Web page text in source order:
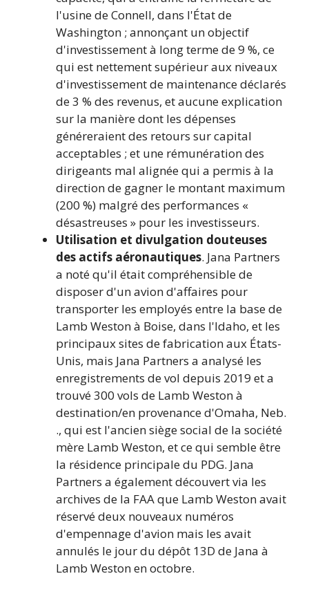
l'usine de Connell, dans l'État de
Washington ; annonçant un objectif
d'investissement à long terme de 9 %, ce
qui est nettement supérieur aux niveaux
d'investissement de maintenance déclarés
de 3 % des revenus, et aucune explication
sur la manière dont les dépenses
généreraient des retours sur capital
acceptables ; et une rémunération des
dirigeants mal alignée qui a permis à la
direction de gagner le montant maximum
(200 %) malgré des performances «
désastreuses » pour les investisseurs.
Utilisation et divulgation douteuses
des actifs aéronautiques. Jana Partners
a noté qu'il était compréhensible de
disposer d'un avion d'affaires pour
transporter les employés entre la base de
Lamb Weston à Boise, dans l'Idaho, et les
principaux sites de fabrication aux États-
Unis, mais Jana Partners a analysé les
enregistrements de vol depuis 2019 et a
trouvé 300 vols de Lamb Weston à
destination/en provenance d'Omaha, Neb.
., qui est l'ancien siège social de la société
mère Lamb Weston, et ce qui semble être
la résidence principale du PDG. Jana
Partners a également découvert via les
archives de la FAA que Lamb Weston avait
réservé deux nouveaux numéros
d'empennage d'avion mais les avait
annulés le jour du dépôt 13D de Jana à
Lamb Weston en octobre.